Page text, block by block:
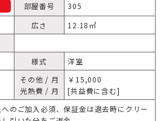
部屋番号
305
広さ
12.18㎡
様式
洋室
その他 / 月
光熱費 / 月
￥15,000
[共益費に含む]
のご加入必須、保証金は退去時にクリー